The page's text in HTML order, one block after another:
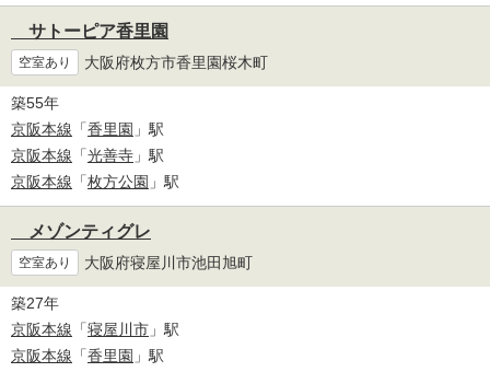
サトーピア香里園
空室あり 大阪府枚方市香里園桜木町
築55年
京阪本線 「香里園 」駅
京阪本線 「光善寺 」駅
京阪本線 「枚方公園 」駅
メゾンティグレ
空室あり 大阪府寝屋川市池田旭町
築27年
京阪本線 「寝屋川市 」駅
京阪本線 「香里園 」駅